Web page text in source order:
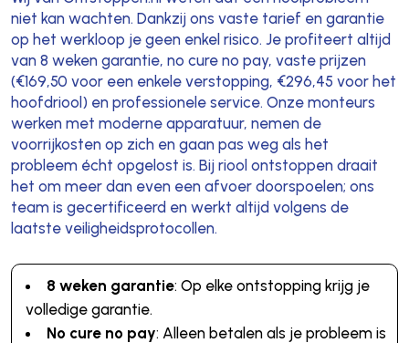
niet kan wachten. Dankzij ons vaste tarief en garantie
op het werkloop je geen enkel risico. Je profiteert altijd
van 8 weken garantie, no cure no pay, vaste prijzen
(€169,50 voor een enkele verstopping, €296,45 voor het
hoofdriool) en professionele service. Onze monteurs
werken met moderne apparatuur, nemen de
voorrijkosten op zich en gaan pas weg als het
probleem écht opgelost is. Bij riool ontstoppen draait
het om meer dan even een afvoer doorspoelen; ons
team is gecertificeerd en werkt altijd volgens de
laatste veiligheidsprotocollen.
8 weken garantie: Op elke ontstopping krijg je
volledige garantie.
No cure no pay: Alleen betalen als je probleem is